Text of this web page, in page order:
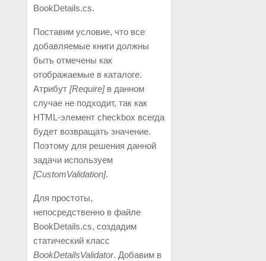
BookDetails.cs.
Поставим условие, что все
добавляемые книги должны
быть отмечены как
отображаемые в каталоге.
Атрибут [Require]в данном
случае не подходит, так как
HTML-элемент checkbox всегда
будет возвращать значение.
Поэтому для решения данной
задачи используем
[CustomValidation].
Для простоты,
непосредственно в файле
BookDetails.cs, создадим
статический класс
BookDetailsValidator. Добавим в